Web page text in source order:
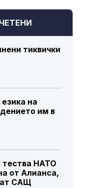
ЧЕТЕНИ
тиквички
на
им в
НАТО
от Алианса,
САЩ